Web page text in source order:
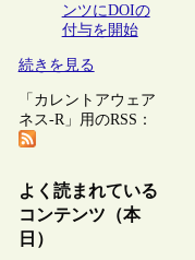
ンツにDOIの
付与を開始
続きを見る
「カレントアウェア
ネス-R」用のRSS：
よく読まれている
コンテンツ（本
日）